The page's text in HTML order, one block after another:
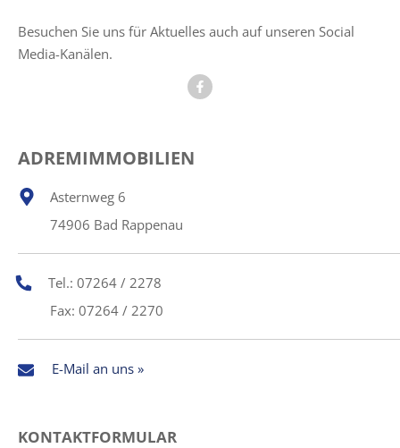
Besuchen Sie uns für Aktuelles auch auf unseren Social
Media-Kanälen.
ADREMIMMOBILIEN
Asternweg 6
74906 Bad Rappenau
Tel.: 07264 / 2278
Fax: 07264 / 2270
E-Mail an uns »
KONTAKTFORMULAR